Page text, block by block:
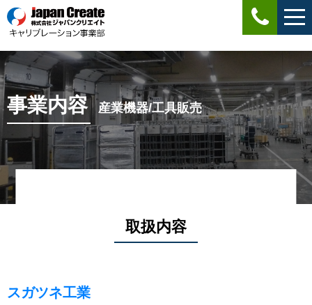
事業内容 産業機器/工具販売
取扱内容
スガツネ工業